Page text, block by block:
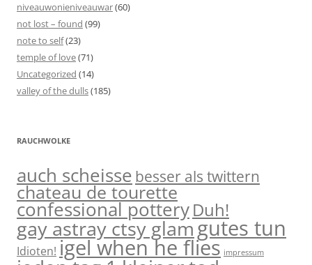
niveauwonieniveauwar(60)
not lost – found (99)
note to self(23)
temple of love(71)
Uncategorized (14)
valley of the dulls(185)
RAUCHWOLKE
auch scheisse besser als twittern
chateau de tourette
confessional potteryDuh!
gay astray ctsy glamgutes tun
Idioten! igel when he flies impressum